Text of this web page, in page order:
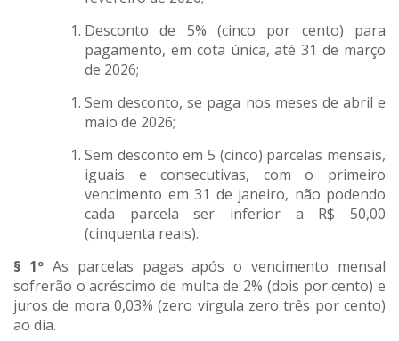
Desconto de 5% (cinco por cento) para
pagamento, em cota única, até 31 de março
de 2026;
Sem desconto, se paga nos meses de abril e
maio de 2026;
Sem desconto em 5 (cinco) parcelas mensais,
iguais e consecutivas, com o primeiro
vencimento em 31 de janeiro, não podendo
cada parcela ser inferior a R$ 50,00
(cinquenta reais).
§ 1º As parcelas pagas após o vencimento mensal
sofrerão o acréscimo de multa de 2% (dois por cento) e
juros de mora 0,03% (zero vírgula zero três por cento)
ao dia.